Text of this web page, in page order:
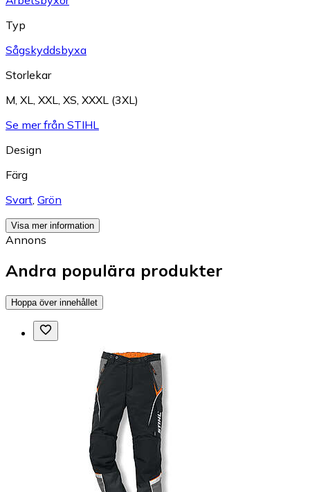
Typ
Sågskyddsbyxa
Storlekar
M XL XXL XS XXXL (3XL)
Se mer från STIHL
Design
Färg
Svart Grön
Visa mer information
Annons
Andra populära produkter
Hoppa över innehållet